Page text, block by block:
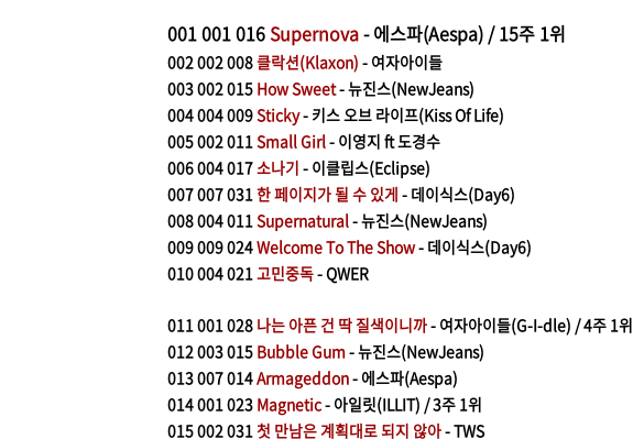
001001 016Supernova- 에스파(Aespa) / 15주 1위
002002 008클락션(Klaxon) - 여자아이들
003002 015 How Sweet- 뉴진스(NewJeans)
004004 009Sticky- 키스 오브 라이프(Kiss Of Life)
005002 011Small Girl- 이영지 ft 도경수
006004 017소나기 - 이클립스(Eclipse)
007007 031한 페이지가 될 수 있게 - 데이식스(Day6)
008004 011Supernatural- 뉴진스(NewJeans)
009009 024Welcome To The Show- 데이식스(Day6)
010004 021고민중독- QWER
011001 028 나는 아픈 건 딱 질색이니까- 여자아이들(G-I-dle) / 4주 1위
012003 015 Bubble Gum- 뉴진스(NewJeans)
013007 014Armageddon- 에스파(Aespa)
014001 023 Magnetic- 아일릿(ILLIT) / 3주 1위
015002 031첫 만남은 계획대로 되지 않아- TWS